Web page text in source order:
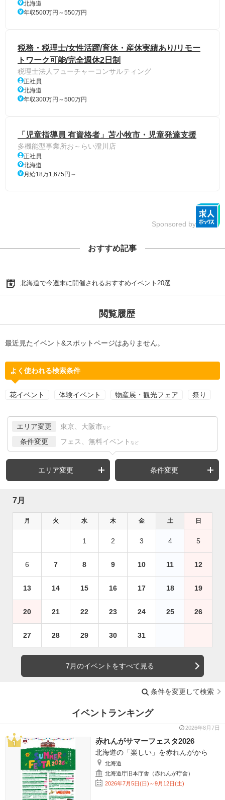
北海道
年収500万円～550万円
税務・税理士/女性活躍/育休・産休実績あり/リモー
トワーク可能/完全週休2日制
税理士法人フューチャーコンサルティング
正社員
北海道
年収300万円～500万円
「児童指導員 有資格者」苫小牧市・児童発達支援
多機能型事業所お～らい澄川店
正社員
北海道
月給18万1,675円～
Sponsored by
おすすめ記事
北海道で今週末に開催されるおすすめイベント20選
閲覧履歴
最近見たイベント&スポットページはありません。
よく使われる検索条件
花イベント 体験イベント 物産展・観光フェア 祭り
エリア変更 東京、大阪市 など
条件変更 フェス、無料イベント など
エリア変更 条件変更
7月
月 火 水 木 金 土 日
1 2 3 4 5
6 7 8 9 10 11 12
13 14 15 16 17 18 19
20 21 22 23 24 25 26
27 28 29 30 31
7月のイベントをすべて見る
条件を変更して検索
イベントランキング
2026年8月7日
赤れんがサマーフェスタ2026
北海道の「楽しい」を赤れんがから
北海道
北海道庁旧本庁舎（赤れんが庁舎）
2026年7月5日(日)～9月12日(土)